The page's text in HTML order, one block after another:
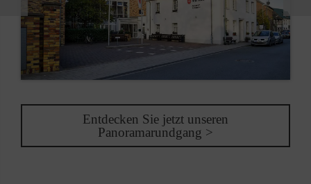
Entdecken Sie jetzt unseren
Panoramarundgang >